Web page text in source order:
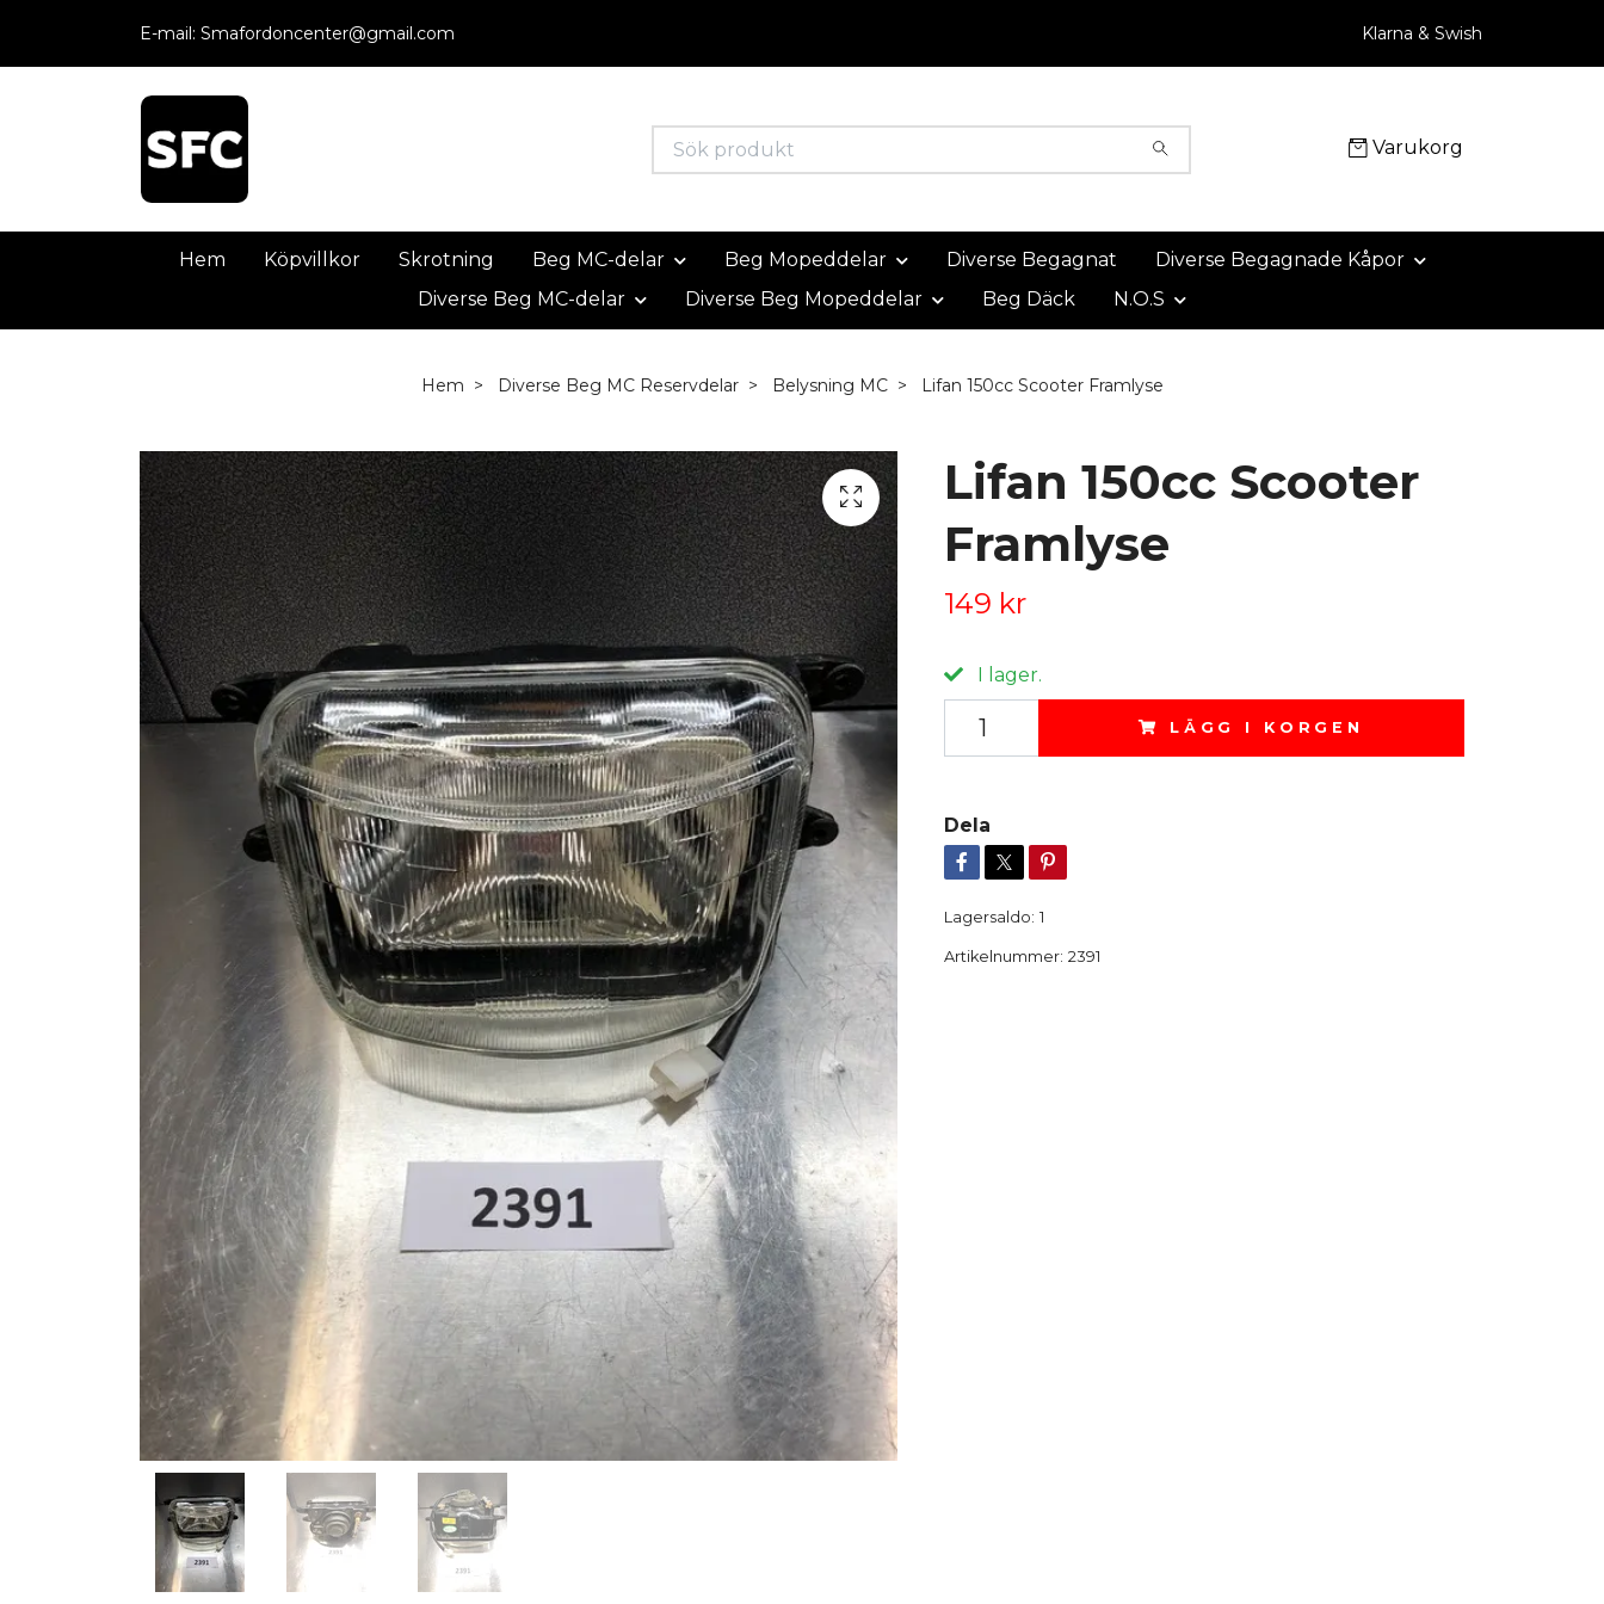
E-mail: Smafordoncenter@gmail.com Klarna & Swish
Varukorg
Hem Köpvillkor Skrotning Beg MC-delar Beg Mopeddelar Diverse Begagnat
Diverse Begagnade Kåpor
Diverse Beg MC-delar
Diverse Beg Mopeddelar Beg Däck N.O.S
Hem Diverse Beg MC Reservdelar Belysning MC Lifan 150cc Scooter Framlyse
Lifan 150cc Scooter
Framlyse
149 kr
I lager.
LÄGG I KORGEN
Dela
Lagersaldo: 1
Artikelnummer: 2391